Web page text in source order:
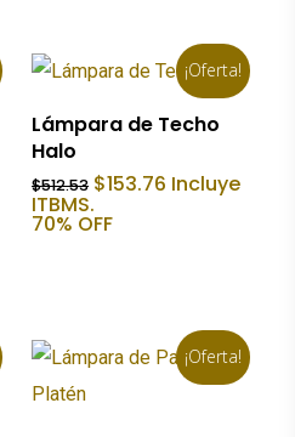
¡Oferta!
Añadir Al Carrito
Lámpara de Techo
Halo
$512.53 El
precio
original
$153.76 El
precio
Incluye
ITBMS.
70% OFF
¡Oferta!